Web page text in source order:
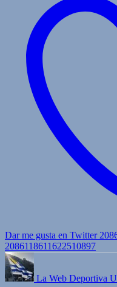
Dar me gusta en Twitter
2086118611622510897
La Web Deportiva